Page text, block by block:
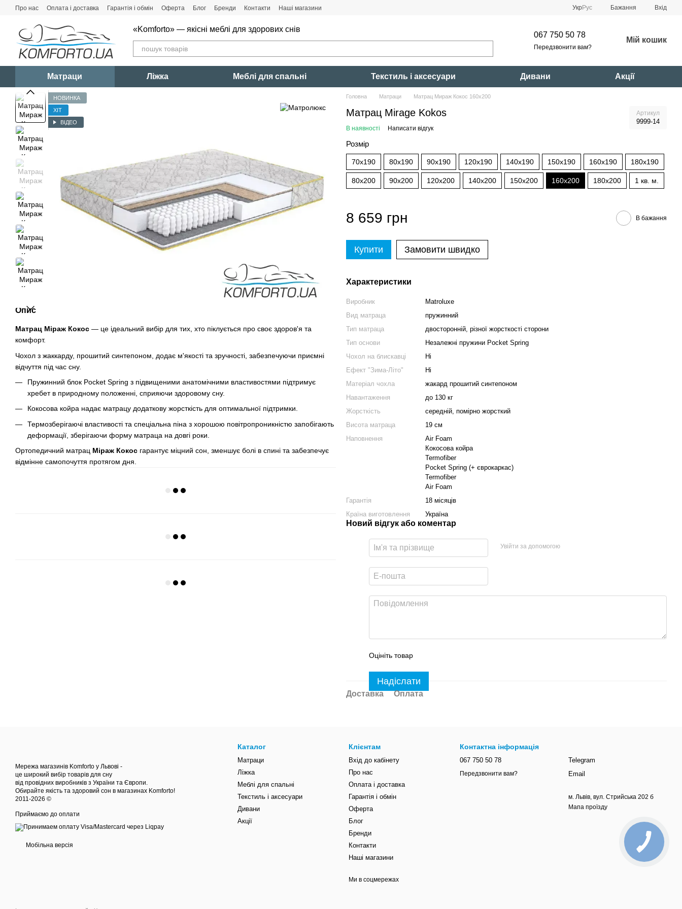
Перейти до основного контенту
Про нас Оплата і доставка Гарантія і обмін Оферта Блог Бренди Контакти Наші магазини УкрРус Бажання Вхід
«Komforto» — якісні меблі для здорових снів
067 750 50 78
Передзвонити вам?
Мій кошик
Матраци Ліжка Меблі для спальні Текстиль і аксесуари Дивани Акції
НОВИНКА
ХІТ
ВІДЕО
Опис
Матрац Міраж Кокос — це ідеальний вибір для тих, хто піклується про своє здоров'я та
комфорт.
Чохол з жаккарду, прошитий синтепоном, додає м'якості та зручності, забезпечуючи приємні
відчуття під час сну.
Пружинний блок Pocket Spring з підвищеними анатомічними властивостями підтримує
хребет в природному положенні, сприяючи здоровому сну.
Кокосова койра надає матрацу додаткову жорсткість для оптимальної підтримки.
Термозберігаючі властивості та спеціальна піна з хорошою повітропроникністю запобігають
деформації, зберігаючи форму матраца на довгі роки.
Ортопедичний матрац Міраж Кокос гарантує міцний сон, зменшує болі в спині та забезпечує
відмінне самопочуття протягом дня.
Головна Матраци Матрац Мираж Кокос 160x200
Матрац Mirage Kokos Артикул
9999-14
В наявності Написати відгук
Розмір
70x190 80x190 90x190 120x190 140x190 150x190 160x190 180x190
80x200 90x200 120x200 140x200 150x200 160x200 180x200 1 кв. м.
8 659 грн В бажання
Купити Замовити швидко
Характеристики
Виробник
Matroluxe
Вид матраца
пружинний
Тип матраца
двосторонній, різної жорсткості сторони
Тип основи
Незалежні пружини Pocket Spring
Чохол на блискавці
Ні
Ефект "Зима-Літо"
Ні
Матеріал чохла
жакард прошитий синтепоном
Навантаження
до 130 кг
Жорсткість
середній, помірно жорсткий
Висота матраца
19 см
Наповнення
Air Foam
Кокосова койра
Termofiber
Pocket Spring (+ єврокаркас)
Termofiber
Air Foam
Гарантія
18 місяців
Країна виготовлення
Україна
Новий відгук або коментар
Увійти за допомогою
Оцініть товар
Надіслати
Доставка Оплата
Мережа магазинів Komforto у Львові -
це широкий вибір товарів для сну
від провідних виробників з України та Європи.
Обирайте якість та здоровий сон в магазинах Komforto!
2011-2026 ©
Приймаємо до оплати
Мобільна версія
Каталог
Матраци
Ліжка
Меблі для спальні
Текстиль і аксесуари
Дивани
Акції
Клієнтам
Вхід до кабінету
Про нас
Оплата і доставка
Гарантія і обмін
Оферта
Блог
Бренди
Контакти
Наші магазини
Ми в соцмережах
Контактна інформація
067 750 50 78
Передзвонити вам?
Telegram
Email
м. Львів, вул. Стрийська 202 б
Мапа проїзду